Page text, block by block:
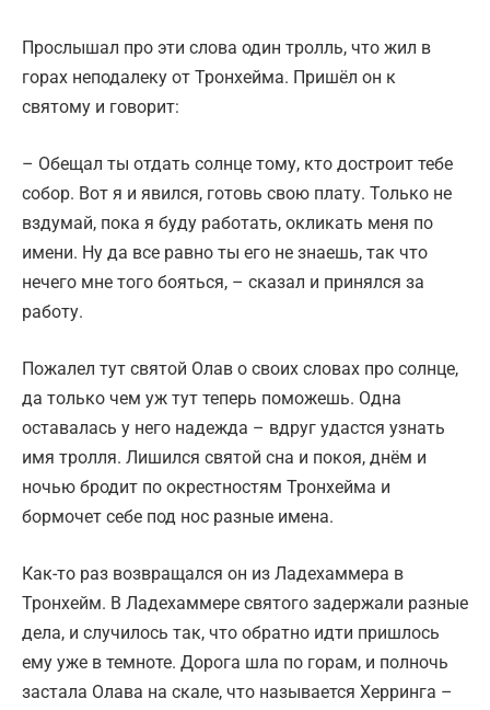
Прослышал про эти слова один тролль, что жил в
горах неподалеку от Тронхейма. Пришёл он к
святому и говорит:
– Обещал ты отдать солнце тому, кто достроит тебе
собор. Вот я и явился, готовь свою плату. Только не
вздумай, пока я буду работать, окликать меня по
имени. Ну да все равно ты его не знаешь, так что
нечего мне того бояться, – сказал и принялся за
работу.
Пожалел тут святой Олав о своих словах про солнце,
да только чем уж тут теперь поможешь. Одна
оставалась у него надежда – вдруг удастся узнать
имя тролля. Лишился святой сна и покоя, днём и
ночью бродит по окрестностям Тронхейма и
бормочет себе под нос разные имена.
Как-то раз возвращался он из Ладехаммера в
Тронхейм. В Ладехаммере святого задержали разные
дела, и случилось так, что обратно идти пришлось
ему уже в темноте. Дорога шла по горам, и полночь
застала Олава на скале, что называется Херринга –